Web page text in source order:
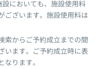
においても、施設使用料
ございます。施設使用料は
索からご予約成立までの間
います。ご予約成立時に表
ります。